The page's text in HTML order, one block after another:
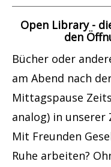
Open Library -
den
Bücher oder
am Abend nach
Mittagspause
analog) in unserer
Mit Freunden
Ruhe arbeiten?